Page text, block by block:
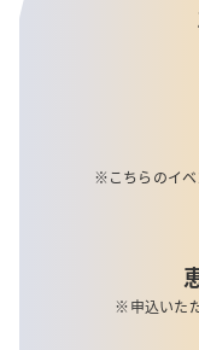
※こちらのイベ
※申込いた